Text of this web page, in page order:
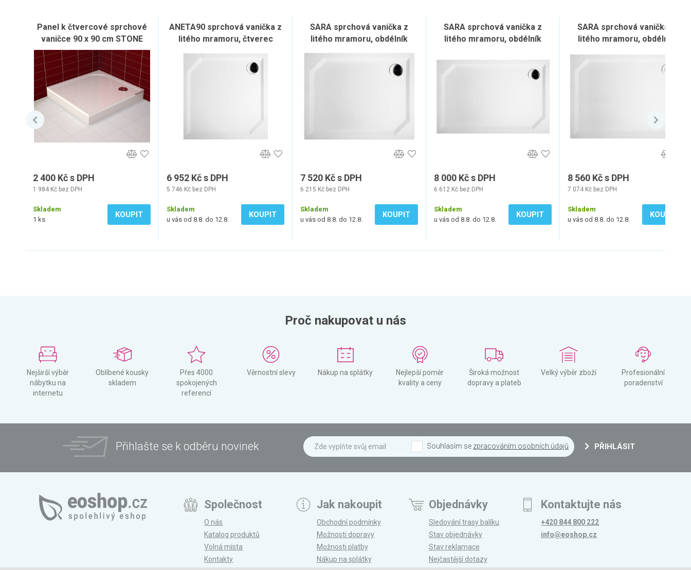
Panel k čtvercové sprchové
vaničce 90 x 90 cm STONE
2 400 Kč s DPH
1 984 Kč bez DPH
Skladem
1 ks
KOUPIT
ANETA90 sprchová vanička z
litého mramoru, čtverec
6 952 Kč s DPH
5 746 Kč bez DPH
Skladem
u vás od 8.8. do 12.8.
KOUPIT
SARA sprchová vanička z
litého mramoru, obdélník
100x80cm, bílá
7 520 Kč s DPH
6 215 Kč bez DPH
Skladem
u vás od 8.8. do 12.8.
KOUPIT
SARA sprchová vanička z
litého mramoru, obdélník
8 000 Kč s DPH
6 612 Kč bez DPH
Skladem
u vás od 8.8. do 12.8.
KOUPIT
SARA sprchová vanička z
litého mramoru, obdélník
8 560 Kč s DPH
7 074 Kč bez DPH
Skladem
u vás od 8.8. do 12.8.
KOUPIT
Proč nakupovat u nás
Nejširší výběr
nábytku na
internetu
Oblíbené kousky
skladem
Přes 4000
spokojených
referencí
Věrnostní slevy Nákup na splátky
Nejlepší poměr
kvality a ceny
Široká možnost
dopravy a plateb
Velký výběr zboží
Profesionální
poradenství
Přihlašte se k odběru novinek Souhlasím se zpracováním osobních údajů PŘIHLÁSIT
Společnost
O nás
Katalog produktů
Volná místa
Kontakty
Jak nakoupit
Obchodní podmínky
Možnosti dopravy
Možnosti platby
Nákup na splátky
Objednávky
Sledování trasy balíku
Stav objednávky
Stav reklamace
Nejčastější dotazy
Kontaktujte nás
+420 844 800 222
info@eoshop.cz